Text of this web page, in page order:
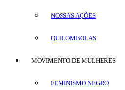
NOSSAS AÇÕES
QUILOMBOLAS
MOVIMENTO DE MULHERES
FEMINISMO NEGRO